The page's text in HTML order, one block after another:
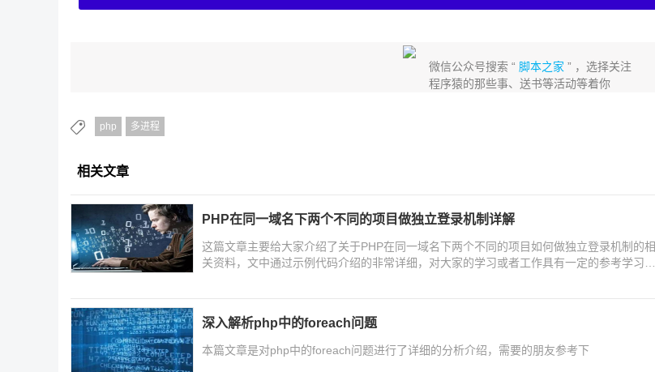
微信公众号搜索 “脚本之家 ” ，选择关注
程序猿的那些事、送书等活动等着你
php 多进程
相关文章
PHP在同一域名下两个不同的项目做独立登录机制详解
这篇文章主要给大家介绍了关于PHP在同一域名下两个不同的项目如何做独立登录机制的相
关资料，文中通过示例代码介绍的非常详细，对大家的学习或者工作具有一定的参考学习价
深入解析php中的foreach问题
本篇文章是对php中的foreach问题进行了详细的分析介绍，需要的朋友参考下